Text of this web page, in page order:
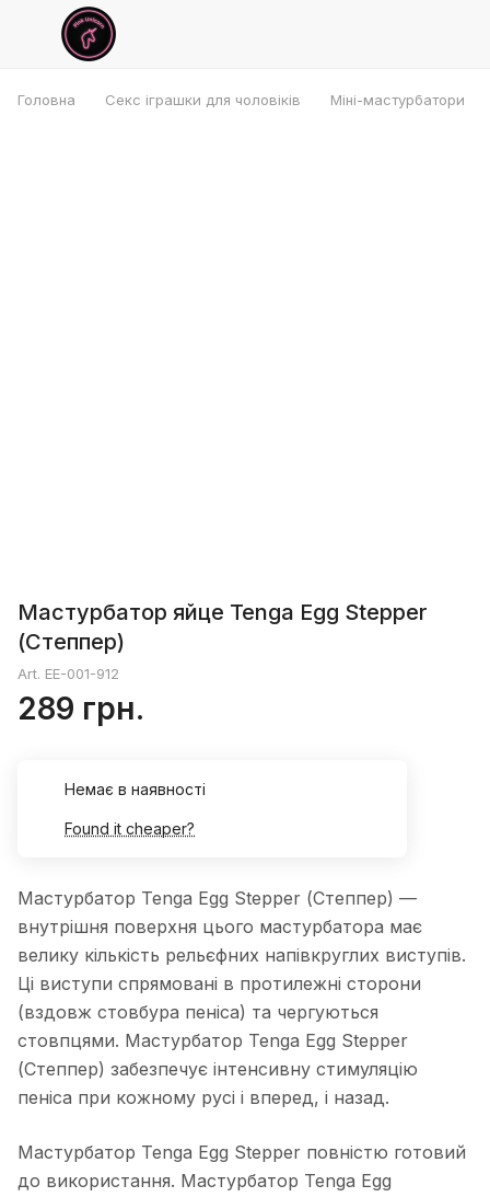
Головна Секс іграшки для чоловіків Міні-мастурбатори
Мастурбатор яйце Tenga Egg Stepper
(Степпер)
Art. EE-001-912
289 грн.
Немає в наявності
Found it cheaper?
Мастурбатор Tenga Egg Stepper (Степпер) —
внутрішня поверхня цього мастурбатора має
велику кількість рельєфних напівкруглих виступів.
Ці виступи спрямовані в протилежні сторони
(вздовж стовбура пеніса) та чергуються
стовпцями. Мастурбатор Tenga Egg Stepper
(Степпер) забезпечує інтенсивну стимуляцію
пеніса при кожному русі і вперед, і назад.
Мастурбатор Tenga Egg Stepper повністю готовий
до використання. Мастурбатор Tenga Egg